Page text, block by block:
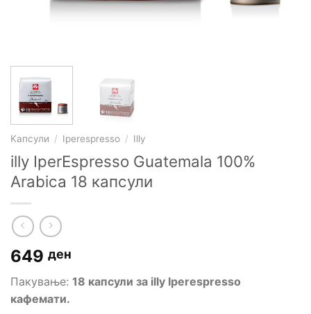
Kапсули / Iperespresso / Illy
illy IperEspresso Guatemala 100%
Arabica 18 капсули
649 ден
Пакување: 18 капсули за illy Iperespresso
кафемати.